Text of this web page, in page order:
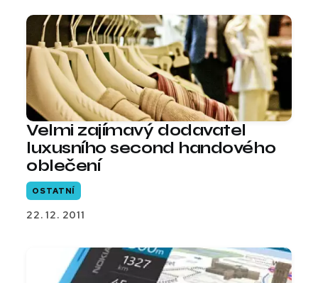
Velmi zajímavý dodavatel
luxusního second handového
oblečení
OSTATNÍ
22. 12. 2011